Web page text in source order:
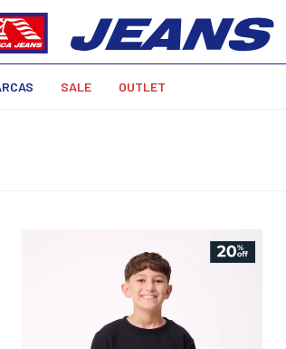
SALE OUTLET